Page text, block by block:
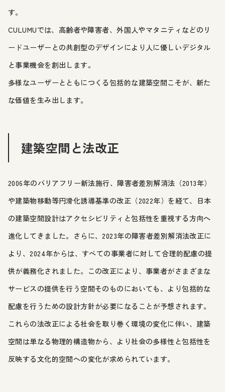
す。
CULUMUでは、高齢者や障害者、外国人やマタニティなどのリ
ードユーザーとの共創型のデザインにより人に優しいデジタル
と事業機会を創出します。
多様なユーザーとともにつくる包括的な建築空間こそが、新た
な価値を生み出します。
建築空間と法改正
2006年のバリアフリー新法施行、障害者差別解消法（2013年）
や建築物移動等円滑化誘導基準の改正（2022年）を経て、日本
の建築空間設計はアクセシビリティと包括性を重視する方向へ
進化してきました。さらに、2023年の障害者差別解消法改正に
より、2024年からは、すべての事業者に対して合理的配慮の提
供が義務化されました。この改正により、事業者がさまざまな
サービスの提供を行う空間そのものにおいても、より包括的な
配慮を行うための設計方針が必要になることが予想されます。
これらの法改正による社会を取り巻く環境の変化に伴い、建築
空間は単なる物理的構造物から、より社会の多様性と包括性を
反映する文化的空間への変化が求められています。